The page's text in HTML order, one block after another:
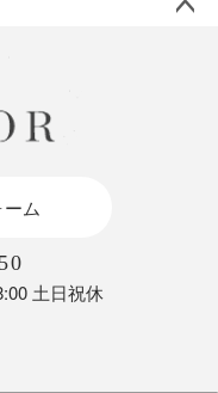
ム
土日祝休